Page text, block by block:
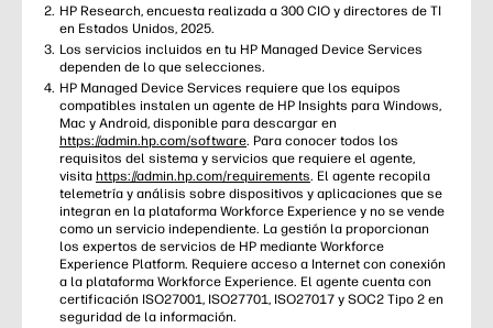
HP Research, encuesta realizada a 300 CIO y directores de TI
en Estados Unidos, 2025.
Los servicios incluidos en tu HP Managed Device Services
dependen de lo que selecciones.
HP Managed Device Services requiere que los equipos
compatibles instalen un agente de HP Insights para Windows,
Mac y Android, disponible para descargar en
https://admin.hp.com/software. Para conocer todos los
requisitos del sistema y servicios que requiere el agente,
visita https://admin.hp.com/requirements. El agente recopila
telemetría y análisis sobre dispositivos y aplicaciones que se
integran en la plataforma Workforce Experience y no se vende
como un servicio independiente. La gestión la proporcionan
los expertos de servicios de HP mediante Workforce
Experience Platform. Requiere acceso a Internet con conexión
a la plataforma Workforce Experience. El agente cuenta con
certificación ISO27001, ISO27701, ISO27017 y SOC2 Tipo 2 en
seguridad de la información.